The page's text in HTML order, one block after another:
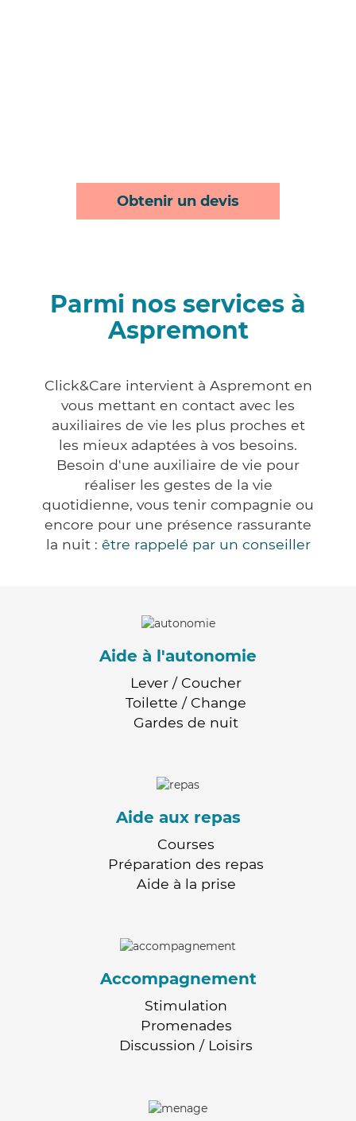
Obtenir un devis
Parmi nos services à
Aspremont
Click&Care intervient à Aspremont en
vous mettant en contact avec les
auxiliaires de vie les plus proches et
les mieux adaptées à vos besoins.
Besoin d'une auxiliaire de vie pour
réaliser les gestes de la vie
quotidienne, vous tenir compagnie ou
encore pour une présence rassurante
la nuit : être rappelé par un conseiller
Aide à l'autonomie
Lever / Coucher
Toilette / Change
Gardes de nuit
Aide aux repas
Courses
Préparation des repas
Aide à la prise
Accompagnement
Stimulation
Promenades
Discussion / Loisirs